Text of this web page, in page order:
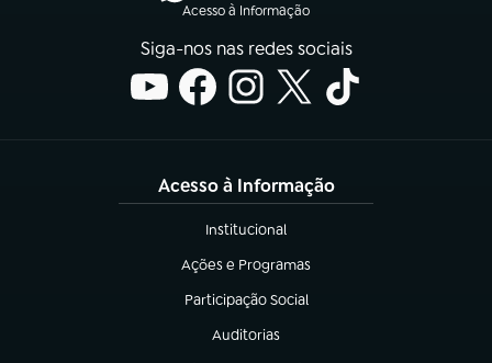
Acesso à Informação
Siga-nos nas redes sociais
Acesso à Informação
Institucional
(abre em nova aba)
Ações e Programas
(abre em nova aba)
Participação Social
(abre em nova aba)
Auditorias
(abre em nova aba)